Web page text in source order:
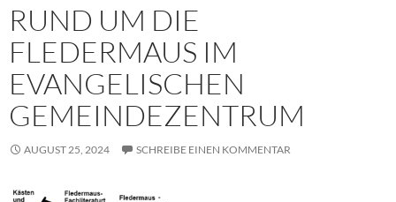
RUND UM DIE
FLEDERMAUS IM
EVANGELISCHEN
GEMEINDEZENTRUM
AUGUST 25, 2024 SCHREIBE EINEN KOMMENTAR